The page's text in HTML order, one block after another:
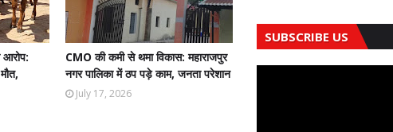
आरोप:
CMO की कमी से थमा विकास: महाराजपुर
नगर पालिका में ठप पड़े काम, जनता परेशान
July 17, 2026
SUBSCRIBE US